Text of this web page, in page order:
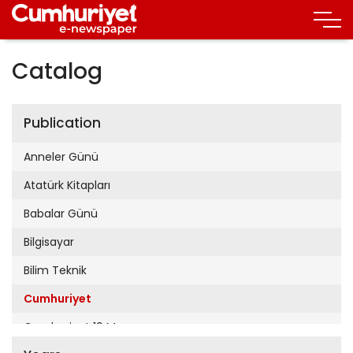
Catalog
Publication
Anneler Günü
Atatürk Kitapları
Babalar Günü
Bilgisayar
Bilim Teknik
Cumhuriyet
Cumhuriyet 19 Mayıs